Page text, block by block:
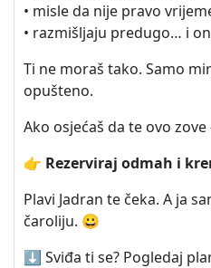
• misle da nije pravo
• razmišljaju predugo… i
Ti ne moraš tako. Samo
opušteno.
Ako osjećaš da te ovo
👉 Rezerviraj odmah i
Plavi Jadran te čeka. A ja
čaroliju. 😀
⬇️ Sviđa ti se? Pogledaj